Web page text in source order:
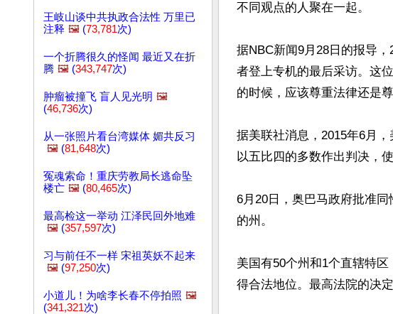
王岐山谈中共执政合法性 万里已
注释 🖼️ (73,781次)
一个折腾很久的怪闻 最近又在折
腾 🖼️ (343,747次)
肿瘤被撞飞 盲人见光明 🖼️
(46,736次)
从一张照片看台湾媒体 媚共反习
🖼️ (81,648次)
冤魂索命！重庆劳教局长逃命坠
楼亡 🖼️ (80,465次)
最高检这一举动 江泽民回外地难
🖼️ (357,597次)
习与前任不一样 宋祖英妖不起来
🖼️ (97,250次)
小道儿！为啥李长春不停拍照 🖼️
(341,321次)
不同观点的人聚在一起。
据NBC新闻9月28日的报导
者登上专机的最后采访。这
的时候，应该尊重法律还是
据美联社消息，2015年6月
以五比四的多数作出判决，
6月20日，奥巴马政府批准
的州。
美国有50个州和1个直辖特
得合法地位。最高法院的决